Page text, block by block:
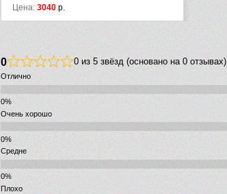
Цена: 3040 р.
0 0 из 5 звёзд (основано на 0 отзывах)
Отлично
Очень хорошо
Средне
Плохо